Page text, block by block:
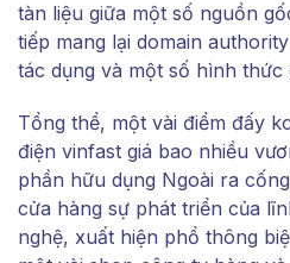
tàn liệu giữa một số nguồn
tiếp mang lại domain
tác dụng và một số hình thức
Tổng thể, một vài điểm đấy
điện vinfast giá bao nhiều
phần hữu dụng Ngoài ra
cửa hàng sự phát triển của
nghệ, xuất hiện phổ thông